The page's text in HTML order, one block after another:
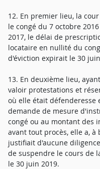
12. En premier lieu, la
le congé du 7 octobre
2017, le délai de
locataire en nullité du
d'éviction expirait le 30
13. En deuxième lieu,
valoir protestations et
où elle était défenderesse
demande de mesure
congé ou au montant des
avant tout procès, elle a,
justifiait d'aucune
de suspendre le cours de
le 30 juin 2019.